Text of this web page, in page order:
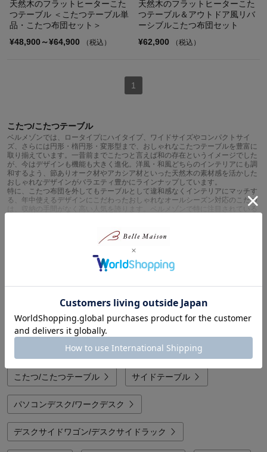
天然木のフラットヒーターこた
つテーブル ＜こたつテーブル単
品・こたつ布団セット＞
¥48,900～¥64,900
（税込）
天然木のフラットヒーターこた
つテーブル＆アウトドア風リバ
ーシブルこたつ布団セット
¥62,900
（税込）
1
こたつ/こたつテーブル
ベルメゾンでは、ロータイプにハイタイプ、ワイドサイズやコンパクトサイ
ズ、さらには円形・楕円形・変形型まで、おしゃれなこたつテーブルを豊富に
取り揃えています。一昔前までこたつと言えば和の存在というイメージでした
が、今はデザインも機能も大きく進化。洋風・和風どちらのインテリアにも調
和するよう、節ありオーク材やアカシア材といった天然木の素材感を活かした
おしゃれなデザインがバラエティ豊かにラインナップしています。
特に、こたつ布団を外してもテーブルとして違和感なくインテリアにマッチす
る、年中使えるデザインにこだわったおしゃれなオールシーズン対応のこたつ
は、収納の手間がなく高い人気を誇ります。ベルメゾンで特に注目されている
生活を堪能し、夏はソファーや椅子の高さに合わせてダイニングやリビングテ
ーブルとして……といった使い分けも可能です。
選ぶ際のポイントとして、ヒーター部分の出っ張りが気になる方には、フラッ
トヒーターのこたつがおすすめ。こたつにもぐってゴロゴロする時に足腰にあ
たりにくく快適なだけでなく、冬以外の季節にテーブル使いをしていてもヒー
ラが付いたこたつがおすすめです。近年人気が高まっているのが、家族団らん
の食事タイムをあったかく過ごすことができるダイニングで使えるおしゃれな
ハイタイプ。ダイニングこたつを暮らしに取り入れるなら、合わせるチェアは
座面が回転するタイプが特におすすめです。椅子を大きく動かすことなく出入
りできるため、こたつ内の熱が逃げにくいところがポイントです。
また、長方形や正方形といったベーシックな形だけでなく、円形・楕円形とい
った天板の形状や、天然木の素材感、タイルがはめ込まれた意匠など、細部に
わたるデザインのこだわりがおしゃれな印象を大きく左右します。こたつをイ
ンテリアの主役にするなら、天然木の素材感にこだわったり、おしゃれな異素
材を取り入れた意匠が施されたものに注目してみてください。すでに既存のイ
ンテリアになじませるなら、シンプルながらも天板がリバーシブルになってい
るタイプなどがしっくりハマりそうです。こたつ生活を新しく始める方には、
おしゃれなこたつとこたつ布団がコーディネートされたセットがお得です。両
方が同時に揃うから、届いてすぐに快適な暮らしが始まります。
続きを読む
関連カテゴリから探す
他のカテゴリから探す
ローテーブル/リビングテーブル/座卓
こたつ/こたつテーブル サイドテーブル
パソコンデスク/ワークデスク
デスクサイドワゴン/デスクサイドラック